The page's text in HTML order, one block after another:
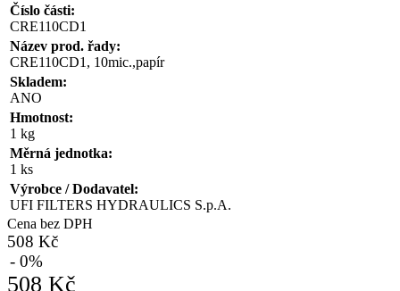
Číslo části:
CRE110CD1
Název prod. řady:
CRE110CD1, 10mic.,papír
Skladem:
ANO
Hmotnost:
1 kg
Měrná jednotka:
1 ks
Výrobce / Dodavatel:
UFI FILTERS HYDRAULICS S.p.A.
Cena bez DPH
508 Kč
- 0%
508 Kč